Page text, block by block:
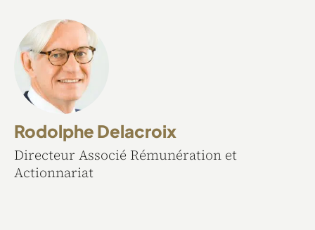
Rodolphe Delacroix
Directeur Associé Rémunération et
Actionnariat